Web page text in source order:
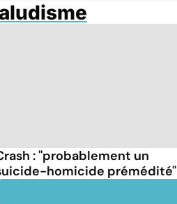
: ''probablement un
homicide prémédité''